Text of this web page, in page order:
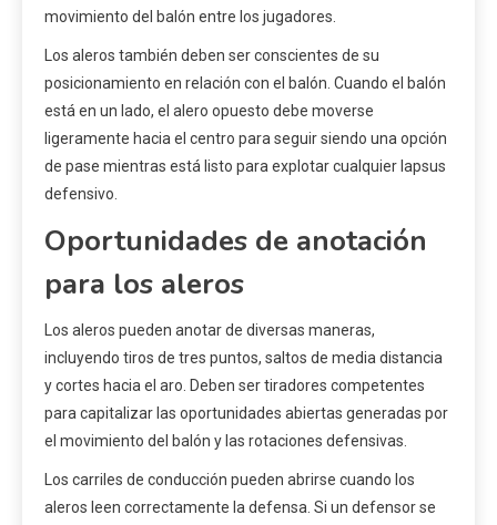
movimiento del balón entre los jugadores.
Los aleros también deben ser conscientes de su
posicionamiento en relación con el balón. Cuando el balón
está en un lado, el alero opuesto debe moverse
ligeramente hacia el centro para seguir siendo una opción
de pase mientras está listo para explotar cualquier lapsus
defensivo.
Oportunidades de anotación
para los aleros
Los aleros pueden anotar de diversas maneras,
incluyendo tiros de tres puntos, saltos de media distancia
y cortes hacia el aro. Deben ser tiradores competentes
para capitalizar las oportunidades abiertas generadas por
el movimiento del balón y las rotaciones defensivas.
Los carriles de conducción pueden abrirse cuando los
aleros leen correctamente la defensa. Si un defensor se